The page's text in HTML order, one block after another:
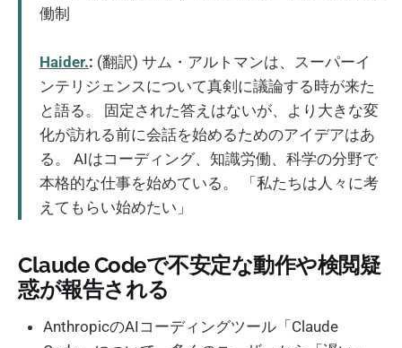
働制
Haider.: (翻訳) サム・アルトマンは、スーパーイ
ンテリジェンスについて真剣に議論する時が来た
と語る。 固定された答えはないが、より大きな変
化が訪れる前に会話を始めるためのアイデアはあ
る。 AIはコーディング、知識労働、科学の分野で
本格的な仕事を始めている。 「私たちは人々に考
えてもらい始めたい」
Claude Codeで不安定な動作や検閲疑
惑が報告される
AnthropicのAIコーディングツール「Claude